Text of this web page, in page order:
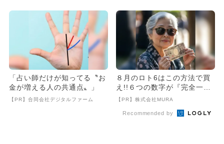
「占い師だけが知ってる〝お
金が増える人の共通点〟」
【PR】合同会社デジタルファーム
８月のロト6はこの方法で買
え!!６つの数字が『完全一
致』する方法
【PR】株式会社MURA
Recommended by